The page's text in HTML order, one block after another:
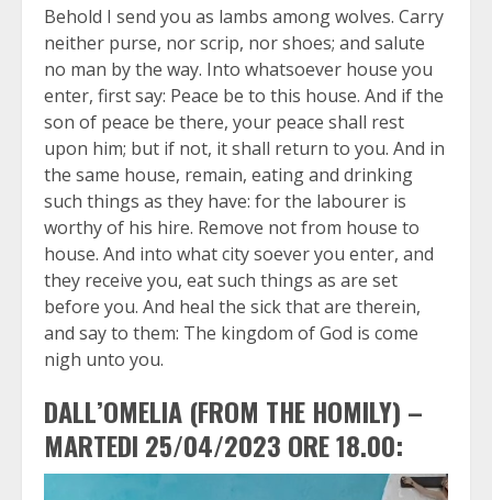
Behold I send you as lambs among wolves. Carry
neither purse, nor scrip, nor shoes; and salute
no man by the way. Into whatsoever house you
enter, first say: Peace be to this house. And if the
son of peace be there, your peace shall rest
upon him; but if not, it shall return to you. And in
the same house, remain, eating and drinking
such things as they have: for the labourer is
worthy of his hire. Remove not from house to
house. And into what city soever you enter, and
they receive you, eat such things as are set
before you. And heal the sick that are therein,
and say to them: The kingdom of God is come
nigh unto you.
DALL’OMELIA (FROM THE HOMILY) –
MARTEDI 25/04/2023 ORE 18.00: